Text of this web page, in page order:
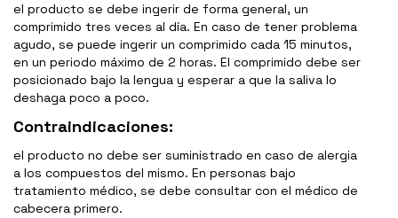
el producto se debe ingerir de forma general, un
comprimido tres veces al día. En caso de tener problema
agudo, se puede ingerir un comprimido cada 15 minutos,
en un periodo máximo de 2 horas. El comprimido debe ser
posicionado bajo la lengua y esperar a que la saliva lo
deshaga poco a poco.
Contraindicaciones:
el producto no debe ser suministrado en caso de alergia
a los compuestos del mismo. En personas bajo
tratamiento médico, se debe consultar con el médico de
cabecera primero.